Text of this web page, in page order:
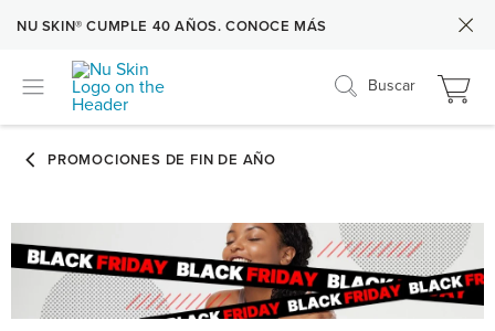
NU SKIN® CUMPLE 40 AÑOS. CONOCE MÁS
Buscar